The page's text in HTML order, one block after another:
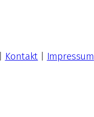
Kontakt Impressum